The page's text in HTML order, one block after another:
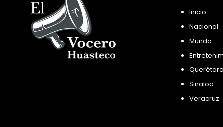
Inicio
Nacional
Mundo
Querétaro
Sinaloa
Veracruz